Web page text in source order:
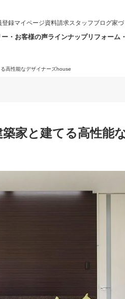
・お客様の声ラインナップリフォーム
登録マイページ資料請求スタッフブログ家づ
高性能なデザイナーズhouse
家と建てる高性能